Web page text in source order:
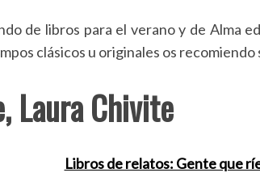
de libros para el verano y de Alma
clásicos u originales os recomiendo
Laura Chivite